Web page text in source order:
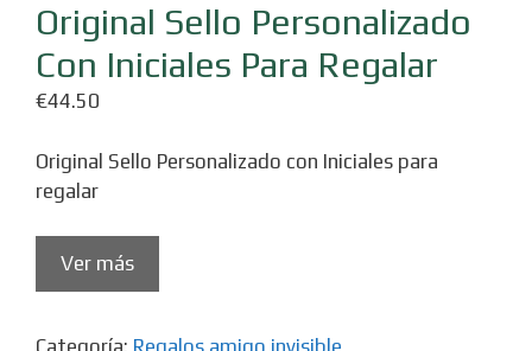
Original Sello Personalizado
Con Iniciales Para Regalar
€44.50
Original Sello Personalizado con Iniciales para
regalar
Ver más
Categoría: Regalos amigo invisible